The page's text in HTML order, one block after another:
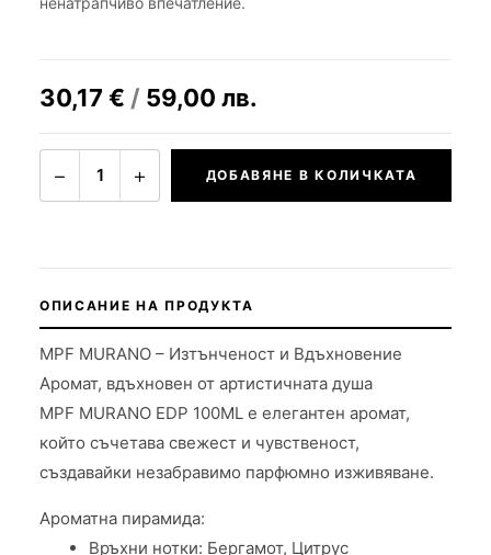
30,17 € / 59,00 лв.
− 1 + ДОБАВЯНЕ В КОЛИЧКАТА
ОПИСАНИЕ НА ПРОДУКТА
MPF MURANO – Изтънченост и Вдъхновение
Аромат, вдъхновен от артистичната душа
MPF MURANO EDP 100ML е елегантен аромат,
който съчетава свежест и чувственост,
създавайки незабравимо парфюмно изживяване.
Ароматна пирамида:
Връхни нотки: Бергамот, Цитрус